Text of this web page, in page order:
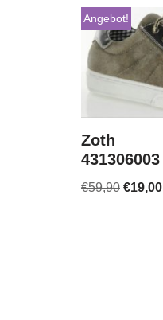
Angebot!
Zoth
431306003
€59,90 €19,00